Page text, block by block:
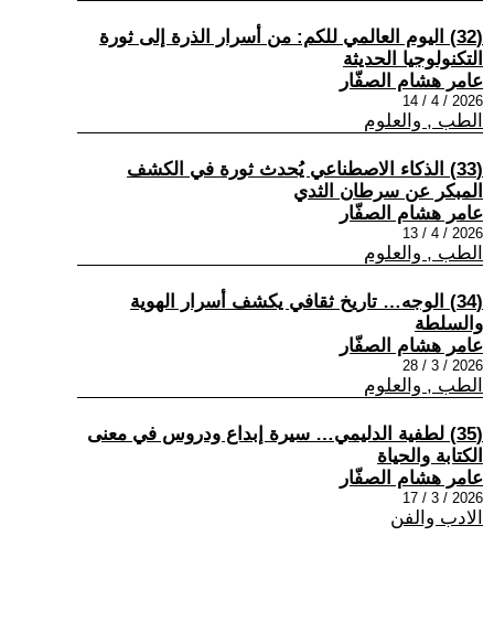
(32) اليوم العالمي للكم: من أسرار الذرة إلى ثورة
التكنولوجيا الحديثة
عامر هشام الصفّار
2026 / 4 / 14
الطب , والعلوم
(33) الذكاء الاصطناعي يُحدث ثورة في الكشف
المبكر عن سرطان الثدي
عامر هشام الصفّار
2026 / 4 / 13
الطب , والعلوم
(34) الوجه… تاريخ ثقافي يكشف أسرار الهوية
والسلطة
عامر هشام الصفّار
2026 / 3 / 28
الطب , والعلوم
(35) لطفية الدليمي… سيرة إبداع ودروس في معنى
الكتابة والحياة
عامر هشام الصفّار
2026 / 3 / 17
الادب والفن